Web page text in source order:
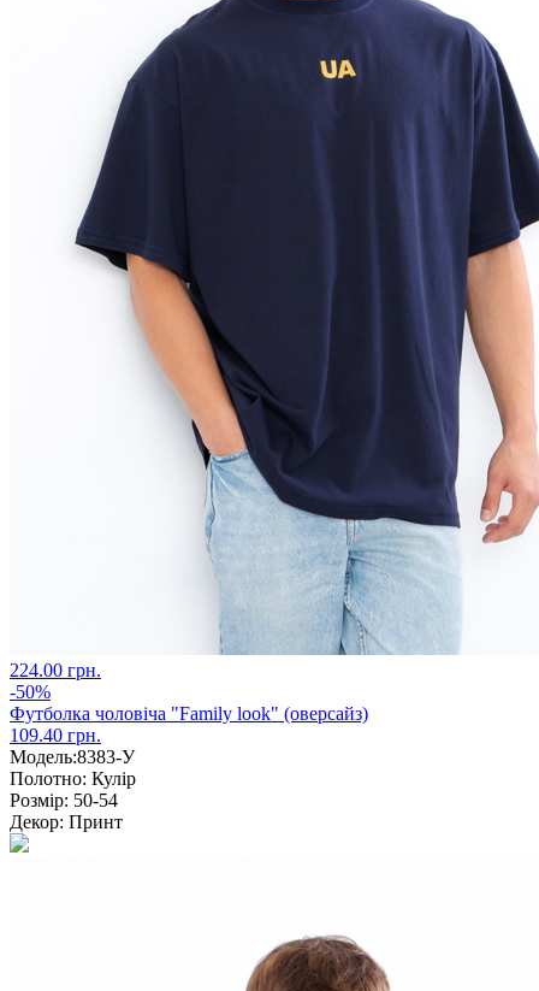
224.00 грн.
-50%
Футболка чоловіча "Family look" (оверсайз)
109.40 грн.
Модель:8383-У
Полотно: Кулір
Розмір: 50-54
Декор: Принт